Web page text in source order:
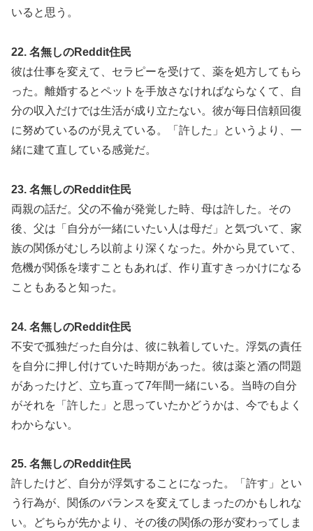
いると思う。
22. 名無しのReddit住民
彼は仕事を変えて、セラピーを受けて、薬を処方してもら
った。離婚するとペットを手放さなければならなくて、自
分の収入だけでは生活が成り立たない。彼が毎日信頼回復
に努めているのが見えている。「許した」というより、一
緒に建て直している感覚だ。
23. 名無しのReddit住民
両親の話だ。父の不倫が発覚した時、母は許した。その
後、父は「自分が一緒にいたい人は母だ」と気づいて、家
族の関係がむしろ以前より深くなった。外から見ていて、
危機が関係を壊すこともあれば、作り直すきっかけになる
こともあると知った。
24. 名無しのReddit住民
不安で孤独だった自分は、彼に執着していた。浮気の責任
を自分に押し付けていた時期があった。彼は薬と酒の問題
があったけど、立ち直って7年間一緒にいる。当時の自分
がそれを「許した」と思っていたかどうかは、今でもよく
わからない。
25. 名無しのReddit住民
許したけど、自分が浮気することになった。「許す」とい
う行為が、関係のバランスを変えてしまったのかもしれな
い。どちらが先かより、その後の関係の形が変わってしま